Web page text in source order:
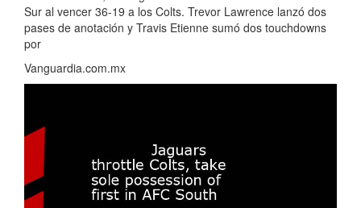
Sur al vencer 36-19 a los Colts. Trevor Lawrence lanzó dos
pases de anotación y Travis Etienne sumó dos touchdowns
por
Vanguardia.com.mx